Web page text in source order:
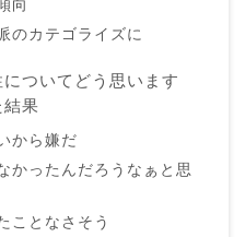
向
のカテゴライズに
ついてどう思います
結果
から嫌だ
かったんだろうなぁと思
ことなさそう